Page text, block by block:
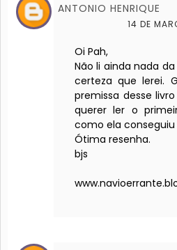
ANTONIO HENRIQUE
14 DE
Oi Pah,
Não li ainda nada
certeza que lerei.
premissa desse
querer ler o
como ela conseguiu
Ótima resenha.
bjs